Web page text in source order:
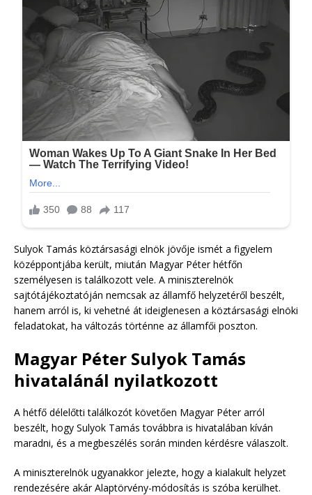
Sulyok Tamás köztársasági elnök jövője ismét a figyelem
középpontjába került, miután Magyar Péter hétfőn
személyesen is találkozott vele. A miniszterelnök
sajtótájékoztatóján nemcsak az államfő helyzetéről beszélt,
hanem arról is, ki vehetné át ideiglenesen a köztársasági elnöki
feladatokat, ha változás történne az államfői poszton.
Magyar Péter Sulyok Tamás
hivatalánál nyilatkozott
A hétfő délelőtti találkozót követően Magyar Péter arról
beszélt, hogy Sulyok Tamás továbbra is hivatalában kíván
maradni, és a megbeszélés során minden kérdésre válaszolt.
A miniszterelnök ugyanakkor jelezte, hogy a kialakult helyzet
rendezésére akár Alaptörvény-módosítás is szóba kerülhet.